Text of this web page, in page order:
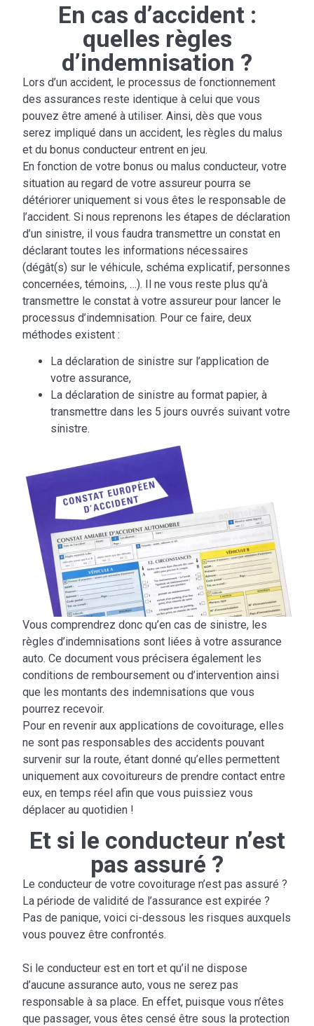
En cas d’accident :
quelles règles
d’indemnisation ?
Lors d’un accident, le processus de fonctionnement
des assurances reste identique à celui que vous
pouvez être amené à utiliser. Ainsi, dès que vous
serez impliqué dans un accident, les règles du malus
et du bonus conducteur entrent en jeu.
En fonction de votre bonus ou malus conducteur, votre
situation au regard de votre assureur pourra se
détériorer uniquement si vous êtes le responsable de
l’accident. Si nous reprenons les étapes de déclaration
d’un sinistre, il vous faudra transmettre un constat en
déclarant toutes les informations nécessaires
(dégât(s) sur le véhicule, schéma explicatif, personnes
concernées, témoins, …). Il ne vous reste plus qu’à
transmettre le constat à votre assureur pour lancer le
processus d’indemnisation. Pour ce faire, deux
méthodes existent :
La déclaration de sinistre sur l’application de
votre assurance,
La déclaration de sinistre au format papier, à
transmettre dans les 5 jours ouvrés suivant votre
sinistre.
Vous comprendrez donc qu’en cas de sinistre, les
règles d’indemnisations sont liées à votre assurance
auto. Ce document vous précisera également les
conditions de remboursement ou d’intervention ainsi
que les montants des indemnisations que vous
pourrez recevoir.
Pour en revenir aux applications de covoiturage, elles
ne sont pas responsables des accidents pouvant
survenir sur la route, étant donné qu’elles permettent
uniquement aux covoitureurs de prendre contact entre
eux, en temps réel afin que vous puissiez vous
déplacer au quotidien !
Et si le conducteur n’est
pas assuré ?
Le conducteur de votre covoiturage n’est pas assuré ?
La période de validité de l’assurance est expirée ?
Pas de panique, voici ci-dessous les risques auxquels
vous pouvez être confrontés.
Si le conducteur est en tort et qu’il ne dispose
d’aucune assurance auto, vous ne serez pas
responsable à sa place. En effet, puisque vous n’êtes
que passager, vous êtes censé être sous la protection